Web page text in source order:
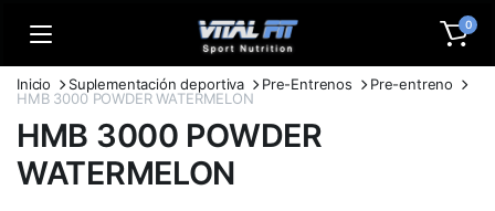
0
Inicio Suplementación deportiva Pre-Entrenos
Pre-entreno
HMB 3000 POWDER WATERMELON
HMB 3000 POWDER
WATERMELON